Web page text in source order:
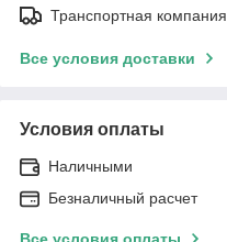
Транспортная компания
Все условия доставки
Условия оплаты
Наличными
Безналичный расчет
Все условия оплаты